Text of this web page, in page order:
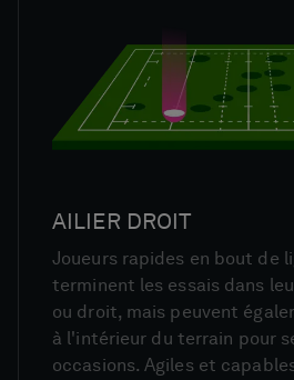
AILIER DROIT
Joueurs rapides en bout de
terminent les essais dans
ou droit, mais peuvent
à l'intérieur du terrain pour
occasions. Agiles et